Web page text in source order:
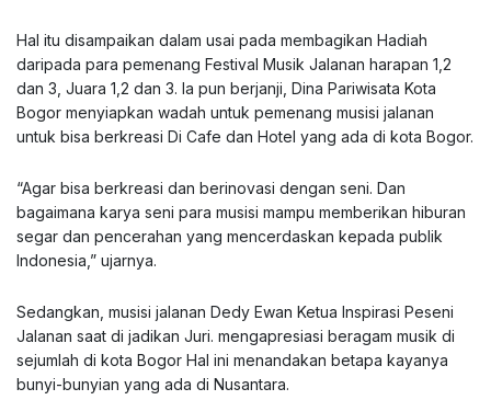
Hal itu disampaikan dalam usai pada membagikan Hadiah
daripada para pemenang Festival Musik Jalanan harapan 1,2
dan 3, Juara 1,2 dan 3. Ia pun berjanji, Dina Pariwisata Kota
Bogor menyiapkan wadah untuk pemenang musisi jalanan
untuk bisa berkreasi Di Cafe dan Hotel yang ada di kota Bogor.
“Agar bisa berkreasi dan berinovasi dengan seni. Dan
bagaimana karya seni para musisi mampu memberikan hiburan
segar dan pencerahan yang mencerdaskan kepada publik
Indonesia,” ujarnya.
Sedangkan, musisi jalanan Dedy Ewan Ketua Inspirasi Peseni
Jalanan saat di jadikan Juri. mengapresiasi beragam musik di
sejumlah di kota Bogor Hal ini menandakan betapa kayanya
bunyi-bunyian yang ada di Nusantara.